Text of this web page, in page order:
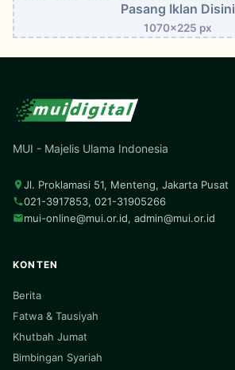
Pasang Iklan Disini
1070x225 px
MUI - Majelis Ulama Indonesia
Jl. Proklamasi 51, Menteng, Jakarta Pusat
021-3917853, 021-31905266
mui-online@mui.or.id, admin@mui.or.id
KONTEN
Berita
Fatwa & Tausiyah
Khutbah Jumat
Bimbingan Syariah